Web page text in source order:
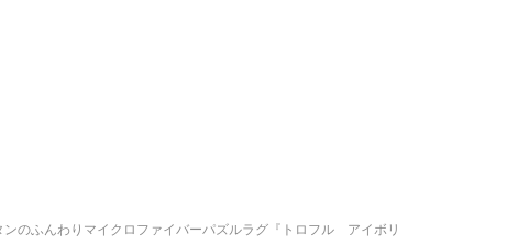
のふんわりマイクロファイバーパズルラグ『トロフル アイボリ